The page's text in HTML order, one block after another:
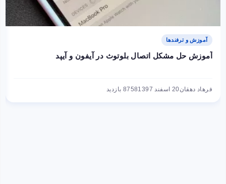
آموزش و ترفندها
آموزش حل مشکل اتصال بلوتوث در آیفون و آیپد
فرهاد دهقان20 اسفند 1397 8758 بازدید